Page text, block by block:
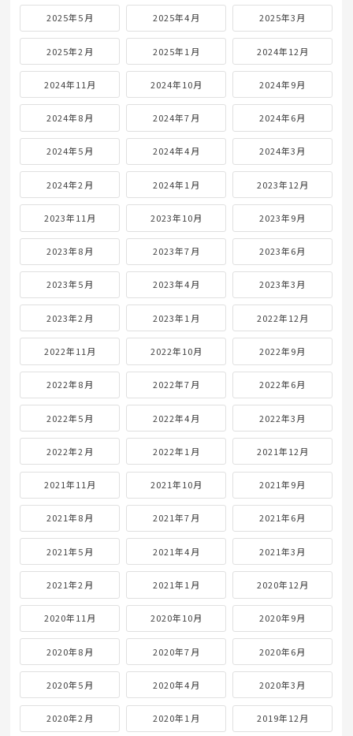
2025年5月 2025年4月 2025年3月
2025年2月 2025年1月 2024年12月
2024年11月 2024年10月 2024年9月
2024年8月 2024年7月 2024年6月
2024年5月 2024年4月 2024年3月
2024年2月 2024年1月 2023年12月
2023年11月 2023年10月 2023年9月
2023年8月 2023年7月 2023年6月
2023年5月 2023年4月 2023年3月
2023年2月 2023年1月 2022年12月
2022年11月 2022年10月 2022年9月
2022年8月 2022年7月 2022年6月
2022年5月 2022年4月 2022年3月
2022年2月 2022年1月 2021年12月
2021年11月 2021年10月 2021年9月
2021年8月 2021年7月 2021年6月
2021年5月 2021年4月 2021年3月
2021年2月 2021年1月 2020年12月
2020年11月 2020年10月 2020年9月
2020年8月 2020年7月 2020年6月
2020年5月 2020年4月 2020年3月
2020年2月 2020年1月 2019年12月